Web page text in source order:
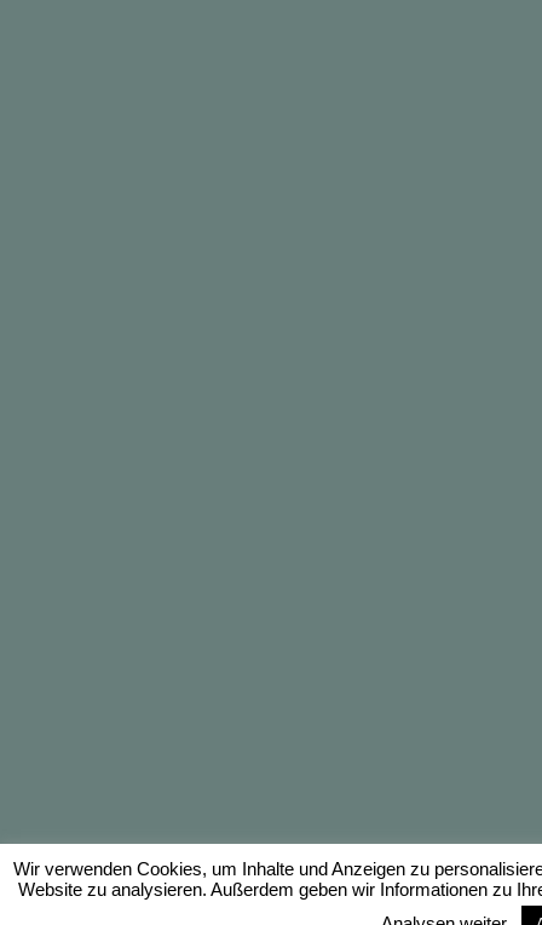
Wir verwenden Cookies, um Inhalte und Anzeigen zu
Website zu analysieren. Außerdem geben wir Informationen zu